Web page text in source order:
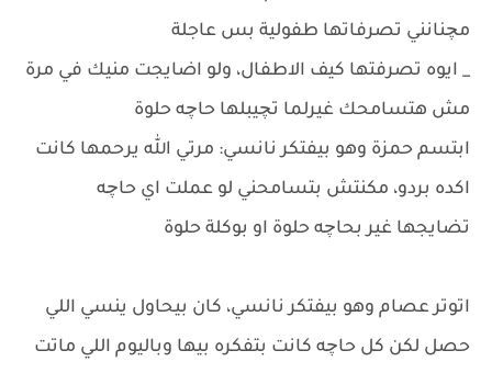
مچنانني تصرفاتها طفولية بس عاجلة
_ ايوه تصرفتها كيف الاطفال، ولو اضايجت منيك في مرة
مش هتسامحك غيرلما تچيبلها حاچه حلوة
ابتسم حمزة وهو بيفتكر نانسي: مرتي الله يرحمها كانت
اكده بردو، مكنتش بتسامحني لو عملت اي حاچه
تضايجها غير بحاچه حلوة او بوكلة حلوة
اتوتر عصام وهو بيفتكر نانسي، كان بيحاول ينسي اللي
حصل لكن كل حاچه كانت بتفكره بيها وباليوم اللي ماتت